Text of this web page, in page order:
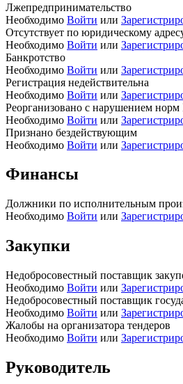
Лжепредпринимательство
Необходимо Войти или
Отсутствует по юридическому
Необходимо Войти или
Банкротство
Необходимо Войти или
Регистрация недействительна
Необходимо Войти или
Реорганизовано с нарушением норм
Необходимо Войти или
Признано бездействующим
Необходимо Войти или
Финансы
Должники по исполнительным
Необходимо Войти или
Закупки
Недобросовестный поставщик
Необходимо Войти или
Недобросовестный поставщик
Необходимо Войти или
Жалобы на организатора тендеров
Необходимо Войти или
Руководитель